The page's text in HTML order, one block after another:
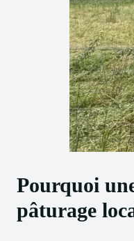
Pourquoi
pâturage